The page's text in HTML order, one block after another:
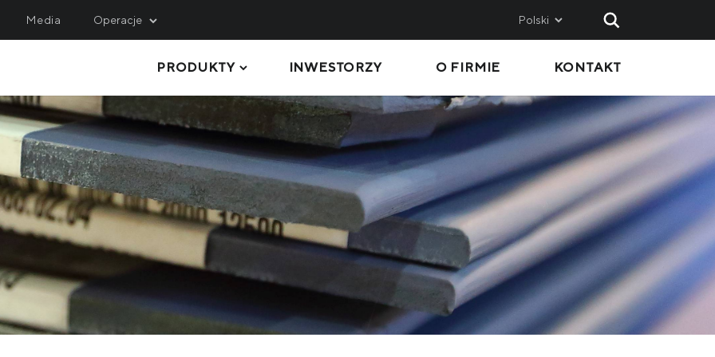
Media Operacje
Iron Ore
Iron Ore
Iron Ore
Coal Company
ENGINEERING
Metinvest M&R
Metinvest-KMRP
Metinvest-Shipping
Metinvest Digital
Metinvest Business Service
Метінвест Січсталь
Metinvest SMC
Metinvest International SA
Metinvest Polska
Polski
PRODUKTY
BLACHY GRUBE
RURY I PROFILE
KRĘGI STALOWE
BLACHY STALOWE
PRODUKTY DŁUGIE
SUROWCE I PÓŁWYROBY
INWESTORZY O FIRMIE KONTAKT